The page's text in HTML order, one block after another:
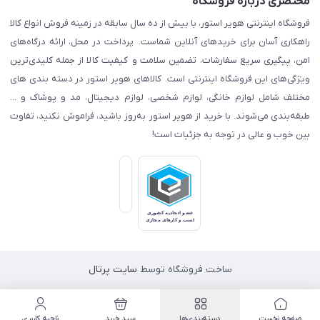
فروشگاه اینترنتی هویر استور، با بیش از ده سال سابقه در زمینه فروش انواع کالا
راهکاری آسان برای خریدهای آنلاین شماست. پرداخت در محل، ارائه درگاه‌های
امن، پیگیری سریع سفارشات، تضمین سلامت و کیفیت کالا از جمله کلیدی‌ترین
ویژگی‌های این فروشگاه اینترنتی است. کالاهای هویر استور در دسته بندی های
مختلف شامل لوازم خانگی، لوازم شخصی، لوازم دیجیتال، مد و پوشاک و ...
طبقه‌بندی می‌شوند. با خرید از هویر استور به‌روز باشید، فراموش نکنید، تفاوت
بین خوب و عالی در توجه به جزئیات است!
ساخت فروشگاه توسط سایت پرتال